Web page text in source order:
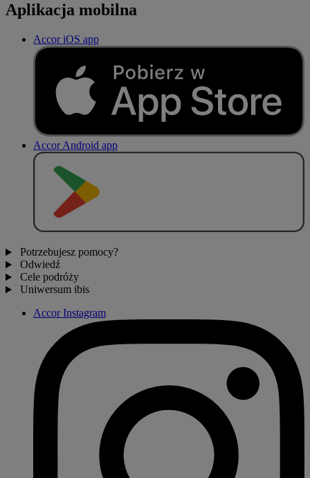
Aplikacja mobilna
Accor iOS app
Accor Android app
Potrzebujesz pomocy?
Odwiedź
Cele podróży
Uniwersum ibis
Accor Instagram